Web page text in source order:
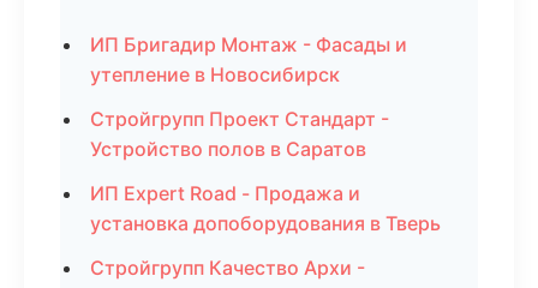
ИП Бригадир Монтаж - Фасады и
утепление в Новосибирск
Стройгрупп Проект Стандарт -
Устройство полов в Саратов
ИП Expert Road - Продажа и
установка допоборудования в Тверь
Стройгрупп Качество Архи -